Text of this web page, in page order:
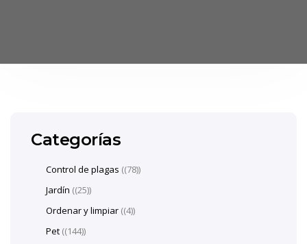
Categorías
Control de plagas (78)
Jardín (25)
Ordenar y limpiar (4)
Pet (144)